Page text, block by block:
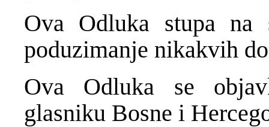
Ova Odluka stupa na
poduzimanje nikakvih
Ova Odluka se
glasniku Bosne i